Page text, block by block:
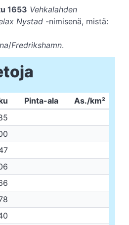
1653 Vehkalahden
Nystad -nimisenä, mistä:
/Fredrikshamn.
Pinta-ala
As./km²